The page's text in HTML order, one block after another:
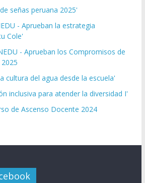
señas peruana 2025'
- Aprueban la estrategia
Cole'
- Aprueban los Compromisos de
cultura del agua desde la escuela'
inclusiva para atender la diversidad I'
de Ascenso Docente 2024